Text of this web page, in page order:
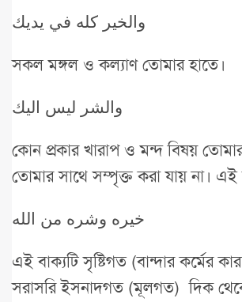
والخير كله في يديك
সকল মঙ্গল ও কল্যাণ তোমার হাতে।
والشر ليس اليك
কোন প্রকার খারাপ ও মন্দ বিষয়
তোমার সাথে সম্পৃক্ত করা যায় না। এই
خيره وشره من الله
এই বাক্যটি সৃষ্টিগত (বান্দার কর্মের
সরাসরি ইসনাদগত (মূলগত) দিক